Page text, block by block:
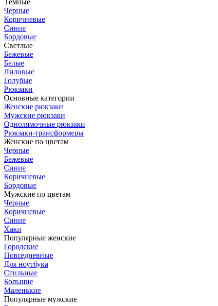
Тёмные
Черные
Коричневые
Синие
Бордовые
Светлые
Бежевые
Белые
Лиловые
Голубые
Рюкзаки
Основные категории
Женские рюкзаки
Мужские рюкзаки
Однолямочные рюкзаки
Рюкзаки-трансформеры
Женские по цветам
Черные
Бежевые
Синие
Коричневые
Бордовые
Мужские по цветам
Черные
Коричневые
Синие
Хаки
Популярные женские
Городские
Повседневные
Для ноутбука
Стильные
Большие
Маленькие
Популярные мужские